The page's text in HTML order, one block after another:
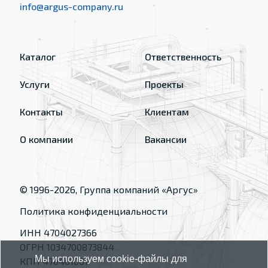
info@argus-company.ru
Каталог
Услуги
Контакты
О компании
Ответственность
Проекты
Клиентам
Вакансии
© 1996-2026, Группа компаний «Аргус»
Политика конфиденциальности
ИНН 4704027366
ОГРН 1034700873844
КПП 470401001
Мы используем cookie-файлы для